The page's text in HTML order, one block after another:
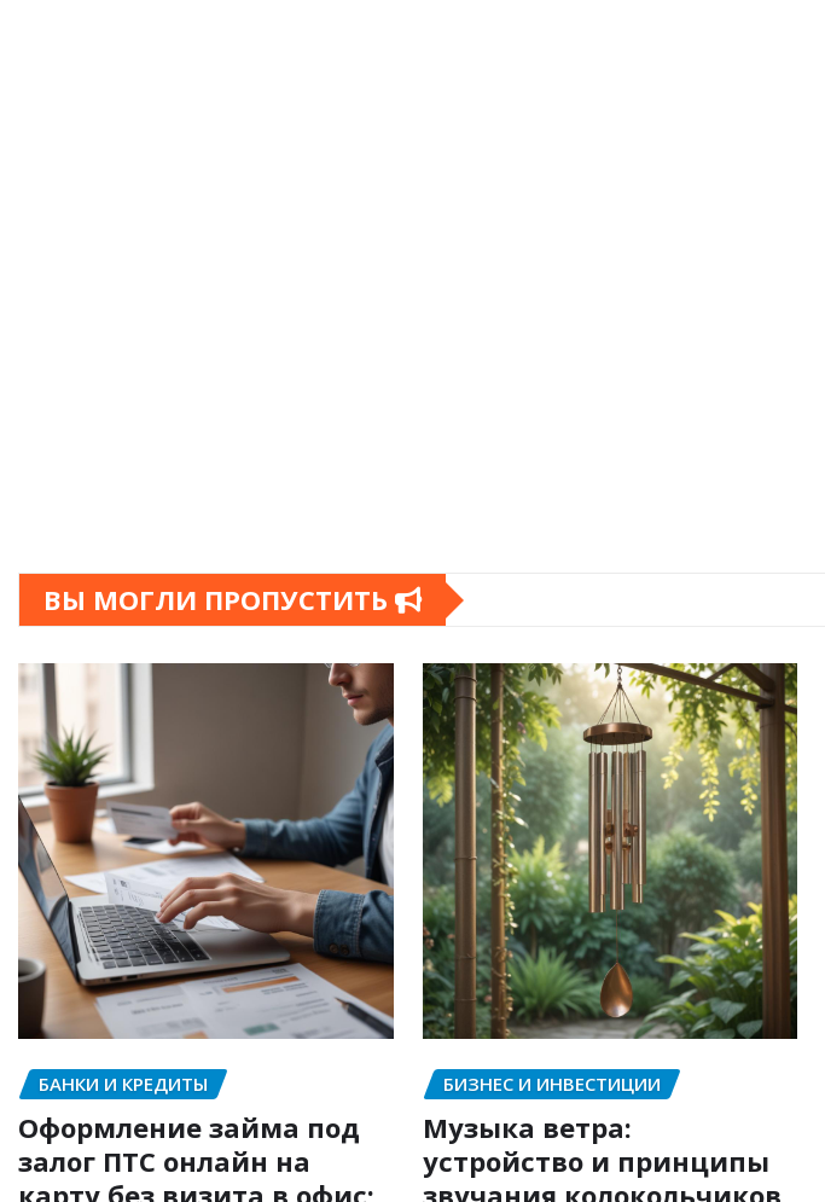
ВЫ МОГЛИ ПРОПУСТИТЬ
БАНКИ И КРЕДИТЫ
Оформление займа под
залог ПТС онлайн на
БИЗНЕС И ИНВЕСТИЦИИ
Музыка ветра:
устройство и принципы